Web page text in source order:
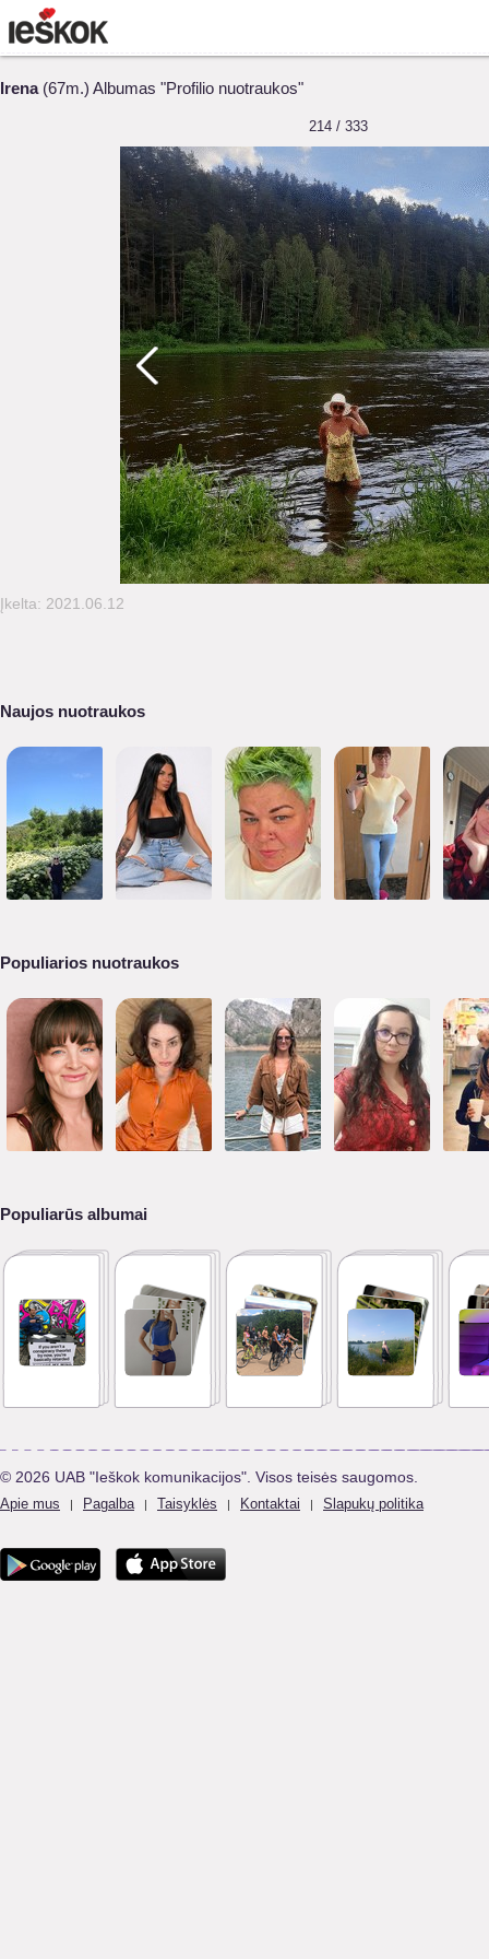
Irena(67m.) Albumas "Profilio nuotraukos"
214 / 333
Įkelta: 2021.06.12
Naujos nuotraukos
Populiarios nuotraukos
Populiarūs albumai
© 2026 UAB "Ieškok komunikacijos". Visos teisės saugomos.
Apie mus | Pagalba | Taisyklės | Kontaktai | Slapukų politika